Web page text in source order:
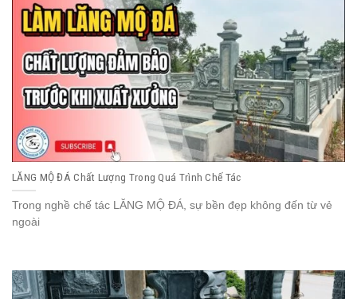
LĂNG MỘ ĐÁ Chất Lượng Trong Quá Trình Chế Tác
Trong nghề chế tác LĂNG MỘ ĐÁ, sự bền đẹp không đến từ vẻ
ngoài